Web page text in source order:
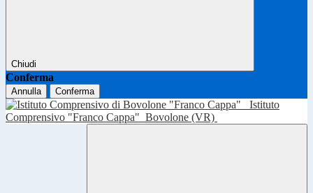
Chiudi
Conferma
Annulla Conferma
Istituto
Comprensivo "Franco Cappa" Bovolone (VR)